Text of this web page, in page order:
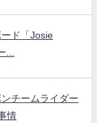
ド「Josie
...
チームライダー
情